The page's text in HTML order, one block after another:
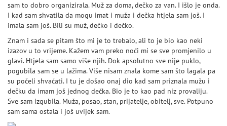
sam to dobro organizirala. Muž za doma, dečko za van. I išlo je onda.
I kad sam shvatila da mogu imat i muža i dečka htjela sam još. I
imala sam još. Bili su muž, dečko i dečko.
Znam i sada se pitam što mi je to trebalo, ali to je bio kao neki
izazov u to vrijeme. Kažem vam preko noći mi se sve promjenilo u
glavi. Htjela sam samo više njih. Dok apsolutno sve nije puklo,
pogubila sam se u lažima. Više nisam znala kome sam što lagala pa
su počeli shvaćati. I tu je došao onaj dio kad sam priznala mužu i
dečku da imam još jednog dečka. Bio je to kao pad niz provaliju.
Sve sam izgubila. Muža, posao, stan, prijatelje, obitelj, sve. Potpuno
sam sama ostala i još uvijek sam.